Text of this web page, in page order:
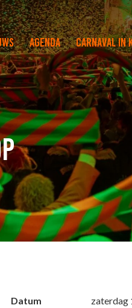
Agenda Carnaval in
Datum
zaterdag